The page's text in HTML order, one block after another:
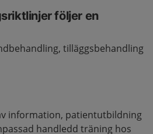
följer en
tilläggsbehandling
information, patientutbildning
handledd träning hos